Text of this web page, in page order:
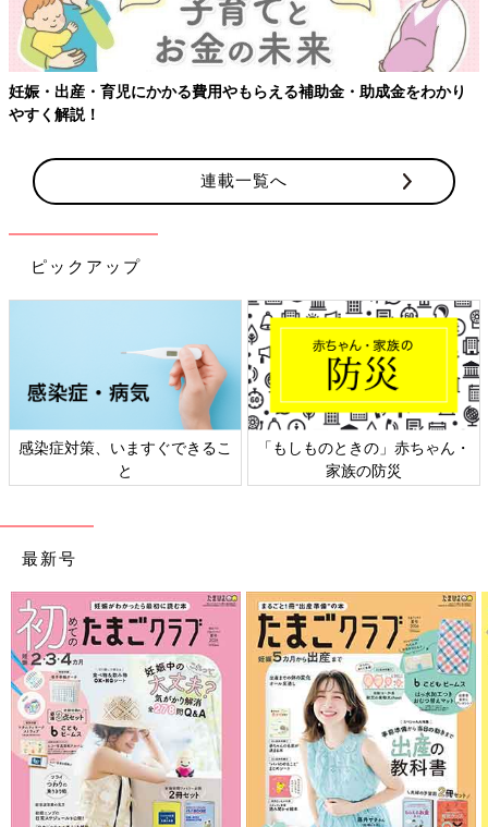
妊娠・出産・育児にかかる費用やもらえる補助金・助成金をわかり
やすく解説！
連載一覧へ
ピックアップ
感染症対策、いますぐできるこ
と
「もしものときの」赤ちゃん・
家族の防災
最新号